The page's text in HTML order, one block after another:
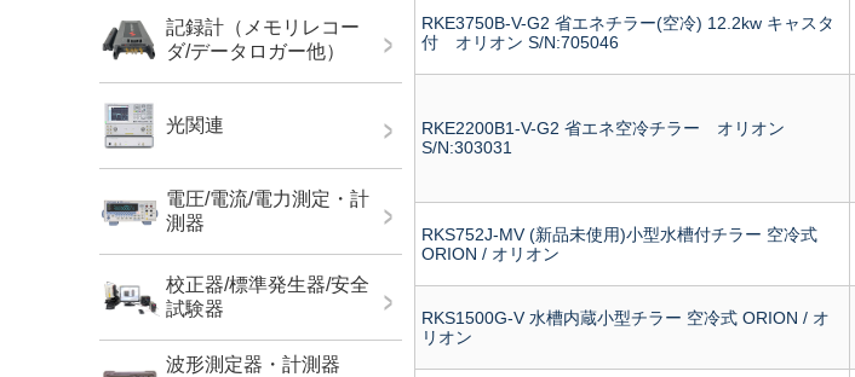
RKE3750B-V-G2 省エネチラー(空冷) 12.2kw キャスタ
付 オリオン S/N:705046
RKE2200B1-V-G2 省エネ空冷チラー オリオン
S/N:303031
RKS752J-MV (新品未使用)小型水槽付チラー 空冷式
ORION / オリオン
RKS1500G-V 水槽内蔵小型チラー 空冷式 ORION / オ
リオン
記録計（メモリレコー
ダ/データロガー他）
光関連
電圧/電流/電力測定・計
測器
校正器/標準発生器/安全
試験器
波形測定器・計測器